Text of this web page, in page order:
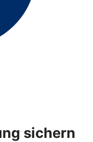
sichern